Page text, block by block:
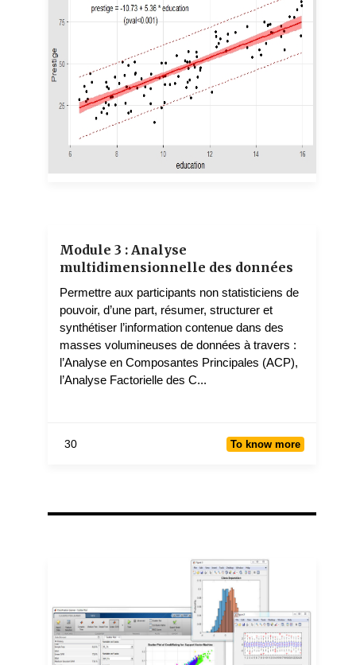
Module 3 : Analyse
multidimensionnelle des données
Permettre aux participants non statisticiens de
pouvoir, d’une part, résumer, structurer et
synthétiser l’information contenue dans des
masses volumineuses de données à travers :
l’Analyse en Composantes Principales (ACP),
l’Analyse Factorielle des C...
30 To know more